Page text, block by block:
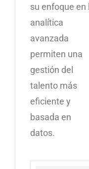
su enfoque en
analítica
avanzada
permiten una
gestión del
talento más
eficiente y
basada en
datos.